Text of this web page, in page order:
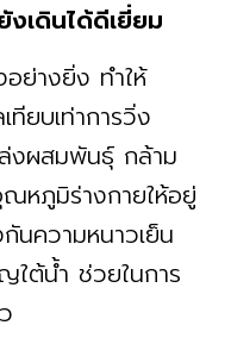
เดินได้ดีเยี่ยม
อย่างยิ่ง ทำให้
ทียบเท่าการวิ่ง
งผสมพันธุ์ กล้าม
หภูมิร่างกายให้อยู่
นความหนาวเย็น
ใต้น้ำ ช่วยในการ